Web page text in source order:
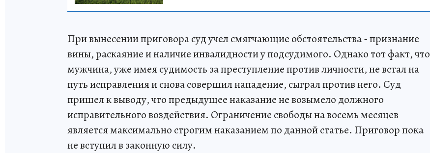
При вынесении приговора суд учел смягчающие обстоятельства - признание
вины, раскаяние и наличие инвалидности у подсудимого. Однако тот факт, что
мужчина, уже имея судимость за преступление против личности, не встал на
путь исправления и снова совершил нападение, сыграл против него. Суд
пришел к выводу, что предыдущее наказание не возымело должного
исправительного воздействия. Ограничение свободы на восемь месяцев
является максимально строгим наказанием по данной статье. Приговор пока
не вступил в законную силу.